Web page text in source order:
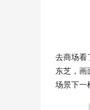
去商场看
东芝，画
场景下一